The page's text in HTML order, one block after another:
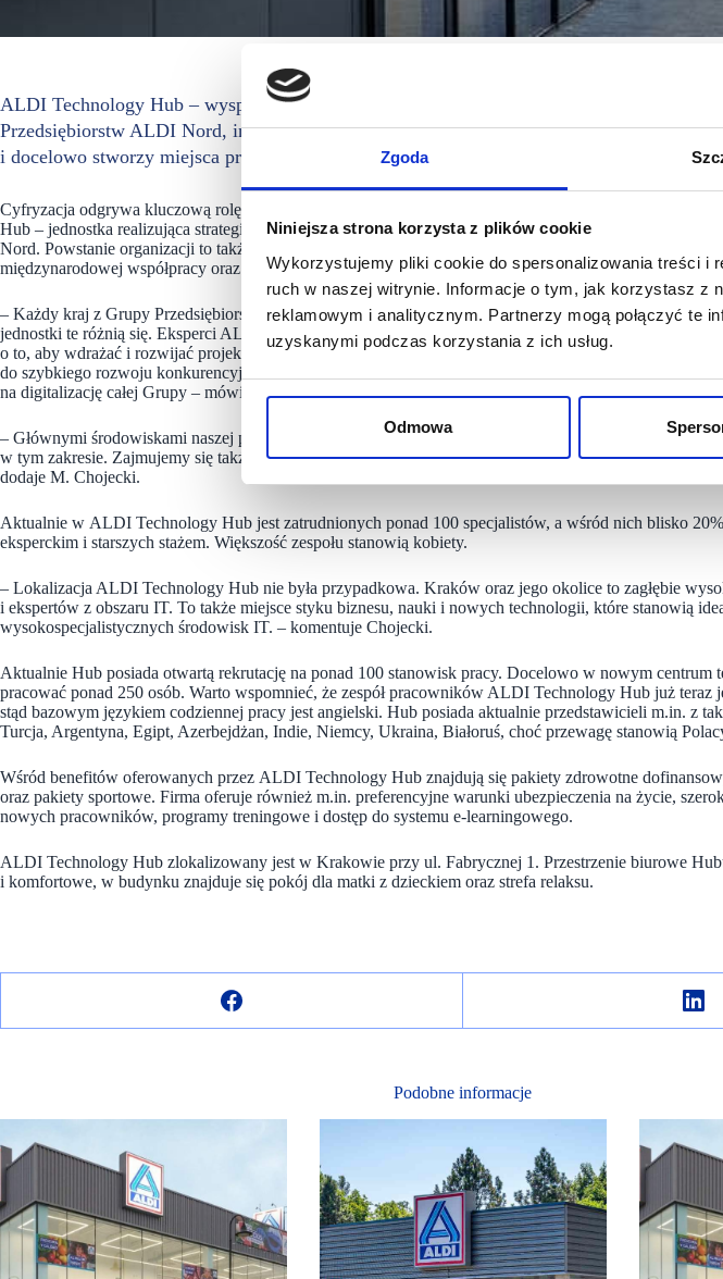
Zgoda
Niniejsza strona korzysta z plików cookie
Wykorzystujemy pliki cookie do spersonalizowania treści i
ruch w naszej witrynie. Informacje o tym, jak korzystasz z
reklamowym i analitycznym. Partnerzy mogą połączyć te
uzyskanymi podczas korzystania z ich usług.
Odmowa
ALDI Technology Hub – wyspecjalizowana jednostka, której zadaniem jest wsparcie
Przedsiębiorstw ALDI Nord, intensywnie się rozwija. Hub zlokalizowany jest w samym
i docelowo stworzy miejsca pracy dla ponad 250 osób.
Cyfryzacja odgrywa kluczową rolę w strategicznych planach ALDI Nord. Wsparciem w tym zakresie
Hub – jednostka realizująca strategiczne cele z zakresu IT, stanowiąca podstawę przyspieszenia
Nord. Powstanie organizacji to także wsparcie dla sprawnego prowadzenia zaawansowanych projektów
międzynarodowej współpracy oraz pomoc w usprawnieniu operacji biznesowych.
– Każdy kraj z Grupy Przedsiębiorstw ALDI Nord ma swój lokalny zespół ekspertów z zakresu IT, ale
jednostki te różnią się. Eksperci ALDI Technology Hub współpracują bezpośrednio z centralą ALDI w
o to, aby wdrażać i rozwijać projekty technologiczne. Taka synergia międzynarodowych zespołów
do szybkiego rozwoju konkurencyjnych projektów i produktów zaawansowanych cyfrowo, mających
na digitalizację całej Grupy – mówi Maciej Chojecki, Dyrektor Zarządzający ALDI Technology Hub.
– Głównymi środowiskami naszej pracy są systemy SAP, Power BI, Java, UIPath, dlatego szukamy
w tym zakresie. Zajmujemy się także projektowaniem i zarządzaniem procesami IT, projektami oraz
dodaje M. Chojecki.
Aktualnie w ALDI Technology Hub jest zatrudnionych ponad 100 specjalistów, a wśród nich blisko
eksperckim i starszych stażem. Większość zespołu stanowią kobiety.
– Lokalizacja ALDI Technology Hub nie była przypadkowa. Kraków oraz jego okolice to zagłębie
i ekspertów z obszaru IT. To także miejsce styku biznesu, nauki i nowych technologii, które stanowią
wysokospecjalistycznych środowisk IT. – komentuje Chojecki.
Aktualnie Hub posiada otwartą rekrutację na ponad 100 stanowisk pracy. Docelowo w nowym centrum
pracować ponad 250 osób. Warto wspomnieć, że zespół pracowników ALDI Technology Hub już teraz
stąd bazowym językiem codziennej pracy jest angielski. Hub posiada aktualnie przedstawicieli m.in. z
Turcja, Argentyna, Egipt, Azerbejdżan, Indie, Niemcy, Ukraina, Białoruś, choć przewagę stanowią
Wśród benefitów oferowanych przez ALDI Technology Hub znajdują się pakiety zdrowotne
oraz pakiety sportowe. Firma oferuje również m.in. preferencyjne warunki ubezpieczenia na życie,
nowych pracowników, programy treningowe i dostęp do systemu e-learningowego.
ALDI Technology Hub zlokalizowany jest w Krakowie przy ul. Fabrycznej 1. Przestrzenie biurowe
i komfortowe, w budynku znajduje się pokój dla matki z dzieckiem oraz strefa relaksu.
Podobne informacje